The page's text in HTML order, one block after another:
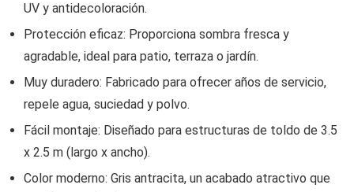
UV y antidecoloración.
Protección eficaz: Proporciona sombra fresca y
agradable, ideal para patio, terraza o jardín.
Muy duradero: Fabricado para ofrecer años de servicio,
repele agua, suciedad y polvo.
Fácil montaje: Diseñado para estructuras de toldo de 3.5
x 2.5 m (largo x ancho).
Color moderno: Gris antracita, un acabado atractivo que